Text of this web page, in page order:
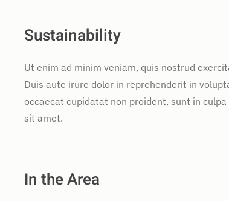
Sustainability
Ut enim ad minim veniam, quis nostrud
Duis aute irure dolor in reprehenderit in
occaecat cupidatat non proident, sunt in
sit amet.
In the Area